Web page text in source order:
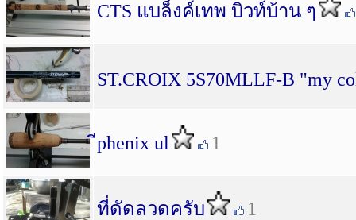
CTS แบล็งค์เทพ บิวท์บ้าน ๆ
ST.CROIX 5S70MLLF-B "my
ีphenix ul 1
ที่ดัดลวดครับ 1